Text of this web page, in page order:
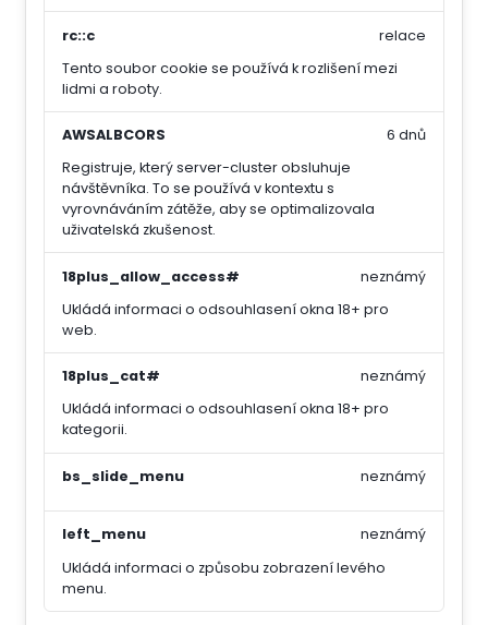
rc::c
Tento soubor cookie se používá k rozlišení mezi
lidmi a roboty.
relace
AWSALBCORS
Registruje, který server-cluster obsluhuje
návštěvníka. To se používá v kontextu s
vyrovnáváním zátěže, aby se optimalizovala
uživatelská zkušenost.
6 dnů
18plus_allow_access#
Ukládá informaci o odsouhlasení okna 18+ pro
web.
neznámý
18plus_cat#
Ukládá informaci o odsouhlasení okna 18+ pro
kategorii.
neznámý
bs_slide_menu neznámý
left_menu
Ukládá informaci o způsobu zobrazení levého
menu.
neznámý